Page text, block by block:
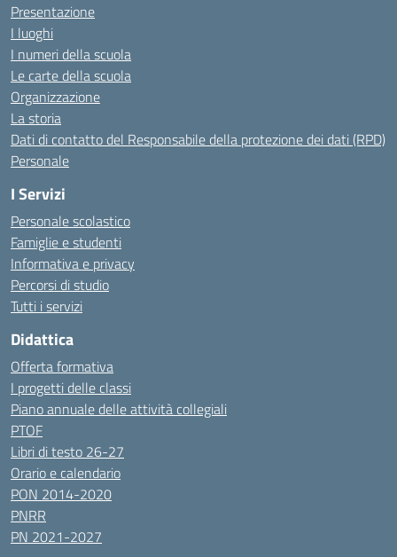
Presentazione
I luoghi
I numeri della scuola
Le carte della scuola
Organizzazione
La storia
Dati di contatto del Responsabile della protezione dei dati (RPD)
Personale
I Servizi
Personale scolastico
Famiglie e studenti
Informativa e privacy
Percorsi di studio
Tutti i servizi
Didattica
Offerta formativa
I progetti delle classi
Piano annuale delle attività collegiali
PTOF
Libri di testo 26-27
Orario e calendario
PON 2014-2020
PNRR
PN 2021-2027